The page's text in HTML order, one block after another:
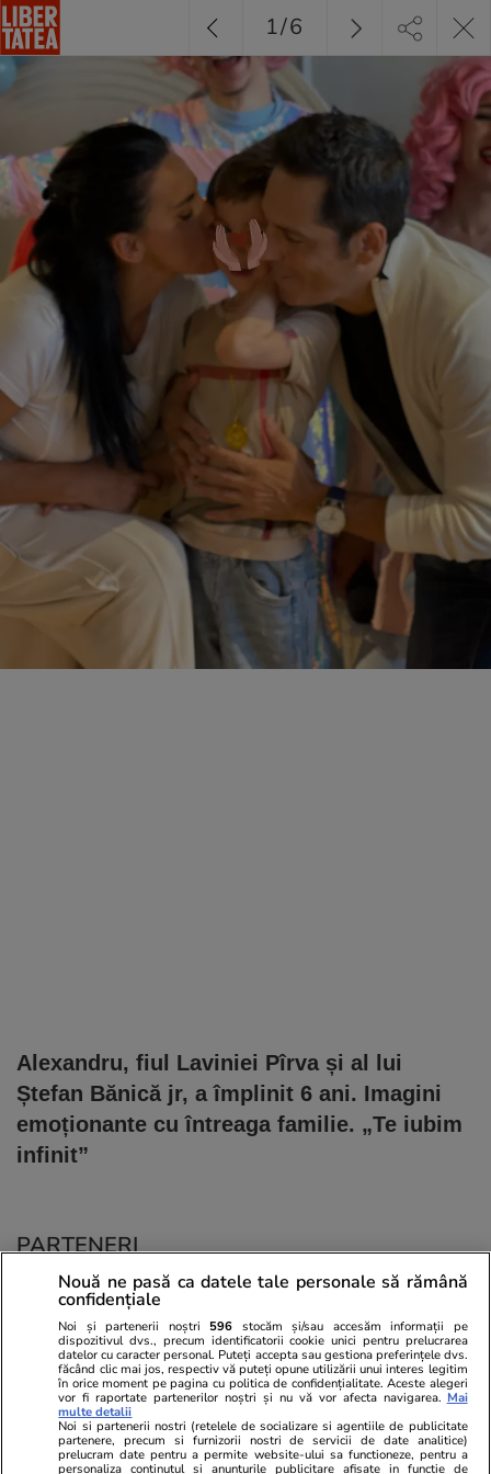
Alexandru, fiul Laviniei Pîrva și al lui
Ștefan Bănică jr, a împlinit 6 ani. Imagini
emoționante cu întreaga familie. „Te iubim
infinit”
1/6
PARTENERI
Nouă ne pasă ca datele tale personale să rămână
confidențiale
Noi și partenerii noștri 596 stocăm și/sau accesăm informații pe
dispozitivul dvs., precum identificatorii cookie unici pentru prelucrarea
datelor cu caracter personal. Puteți accepta sau gestiona preferințele dvs.
făcând clic mai jos, respectiv vă puteți opune utilizării unui interes legitim
în orice moment pe pagina cu politica de confidențialitate. Aceste alegeri
vor fi raportate partenerilor noștri și nu vă vor afecta navigarea. Mai
multe detalii
Noi si partenerii nostri (retelele de socializare si agentiile de publicitate
partenere, precum si furnizorii nostri de servicii de date analitice)
prelucram date pentru a permite website-ului sa functioneze, pentru a
personaliza continutul si anunturile publicitare afisate in functie de